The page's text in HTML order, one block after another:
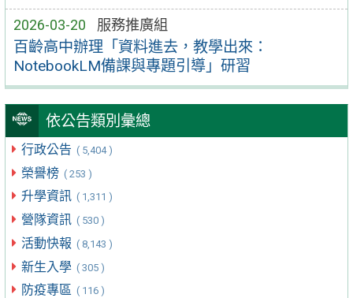
2026-03-20 服務推廣組
百齡高中辦理「資料進去，教學出來：
NotebookLM備課與專題引導」研習
依公告類別彙總
行政公告 ( 5,404 )
榮譽榜 ( 253 )
升學資訊 ( 1,311 )
營隊資訊 ( 530 )
活動快報 ( 8,143 )
新生入學 ( 305 )
防疫專區 ( 116 )